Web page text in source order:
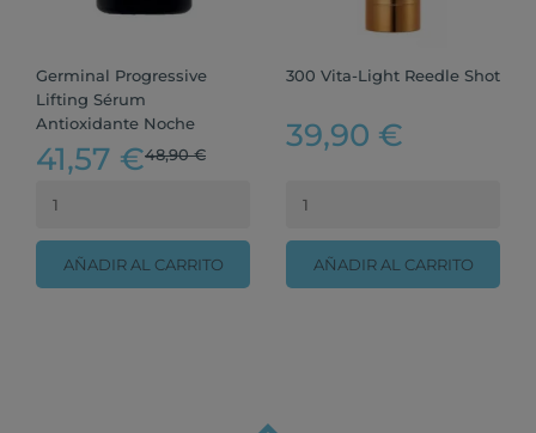
Germinal Progressive
Lifting Sérum
Antioxidante Noche
41,57 €48,90 €
AÑADIR AL CARRITO
300 Vita-Light Reedle Shot
39,90 €
AÑADIR AL CARRITO